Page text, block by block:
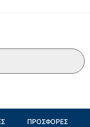
ΠΡΟΣΦΟΡΈΣ